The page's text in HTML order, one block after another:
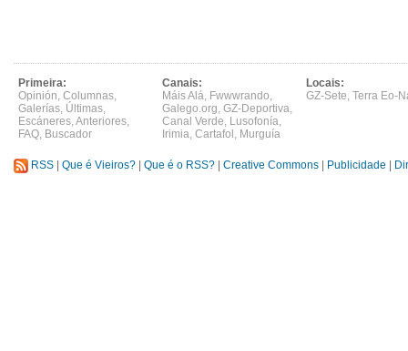
Primeira:
Opinión, Columnas,
Galerías, Últimas,
Escáneres,Anteriores,
FAQ, Buscador
Canais:
Máis Alá, Fwwwrando,
Galego.org, GZ-Deportiva,
Canal Verde, Lusofonía,
Irimia, Cartafol , Murguía
Locais:
GZ-Sete, Terra Eo-
RSS Que é Vieiros? Que é o RSS? Creative Commons Publicidade